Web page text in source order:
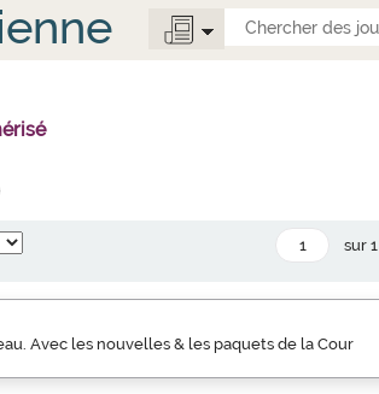
sur 1
Avec les nouvelles & les paquets de la Cour